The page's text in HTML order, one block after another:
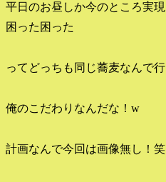
平日のお昼しか今のところ実現
困った困った
ってどっちも同じ蕎麦なんで
俺のこだわりなんだな！w
計画なんで今回は画像無し！笑